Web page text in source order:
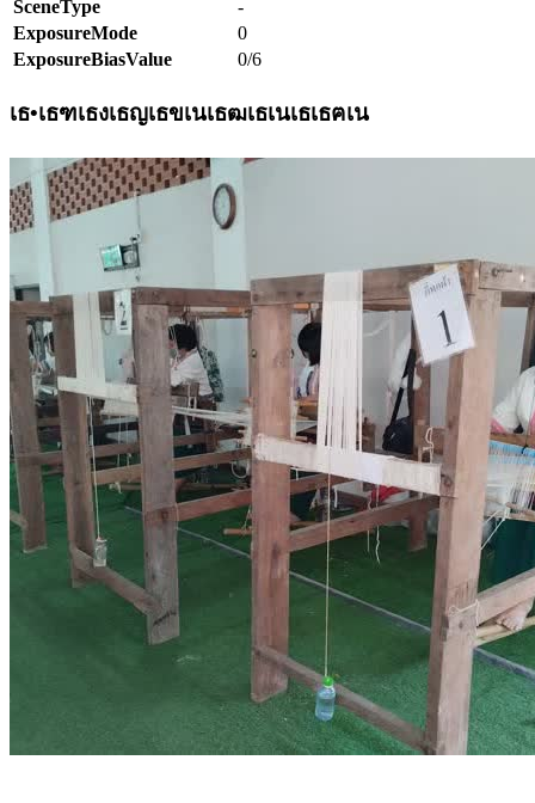
SceneType
-
ExposureMode
0
ExposureBiasValue
0/6
เธ•เธฑเธงเธญเธขเนเธฒเธเนเธเธฅเน